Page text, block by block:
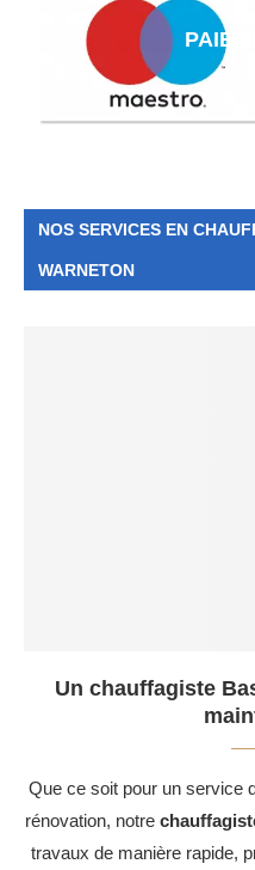
NOS SERVICES EN
WARNETON
Un chauffagiste
Que ce soit pour un service
rénovation, notre
travaux de manière rapide,